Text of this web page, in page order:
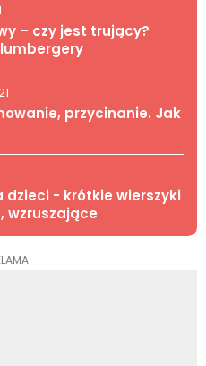
– czy jest trujący?
przycinanie. Jak
dzieci - krótkie wierszyki
wzruszające